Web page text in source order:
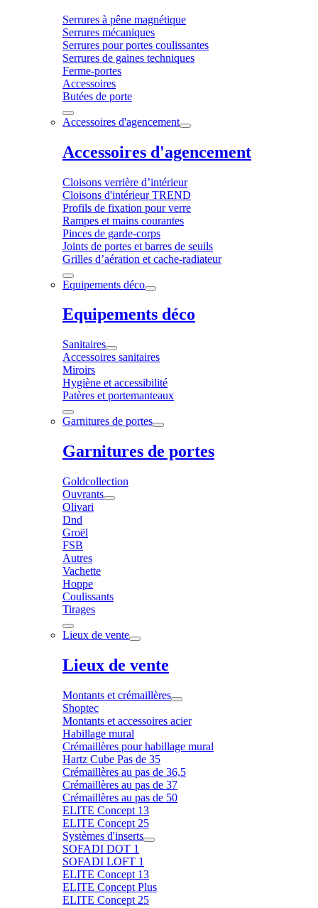
Serrures à pêne magnétique
Serrures mécaniques
Serrures pour portes coulissantes
Serrures de gaines techniques
Ferme-portes
Accessoires
Butées de porte
Accessoires d'agencement
Accessoires d'agencement
Cloisons verrière d’intérieur
Cloisons d'intérieur TREND
Profils de fixation pour verre
Rampes et mains courantes
Pinces de garde-corps
Joints de portes et barres de seuils
Grilles d’aération et cache-radiateur
Equipements déco
Equipements déco
Sanitaires
Accessoires sanitaires
Miroirs
Hygiène et accessibilité
Patères et portemanteaux
Garnitures de portes
Garnitures de portes
Goldcollection
Ouvrants
Olivari
Dnd
Groël
FSB
Autres
Vachette
Hoppe
Coulissants
Tirages
Lieux de vente
Lieux de vente
Montants et crémaillères
Shoptec
Montants et accessoires acier
Habillage mural
Crémaillères pour habillage mural
Hartz Cube Pas de 35
Crémaillères au pas de 36,5
Crémaillères au pas de 37
Crémaillères au pas de 50
ELITE Concept 13
ELITE Concept 25
Systèmes d'inserts
SOFADI DOT 1
SOFADI LOFT 1
ELITE Concept 13
ELITE Concept Plus
ELITE Concept 25